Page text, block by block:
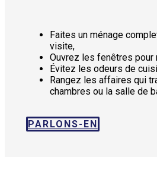
Faites un ménage
visite,
Ouvrez les fenêtres pour
Évitez les odeurs de
Rangez les affaires qui
chambres ou la salle de
PARLONS-EN